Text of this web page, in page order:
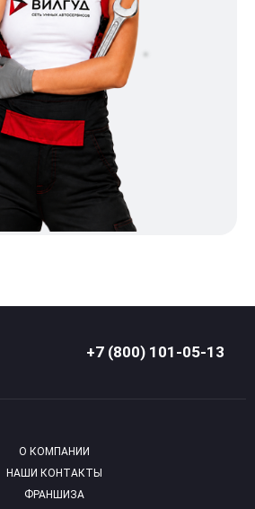
+7 (800) 101-05-13
О КОМПАНИИ
НАШИ КОНТАКТЫ
ФРАНШИЗА